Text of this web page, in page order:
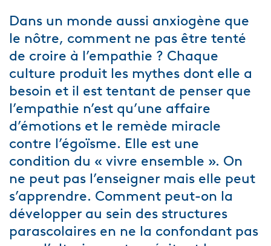
Dans un monde aussi anxiogène que
le nôtre, comment ne pas être tenté
de croire à l’empathie ? Chaque
culture produit les mythes dont elle a
besoin et il est tentant de penser que
l’empathie n’est qu’une affaire
d’émotions et le remède miracle
contre l’égoïsme. Elle est une
condition du « vivre ensemble ». On
ne peut pas l’enseigner mais elle peut
s’apprendre. Comment peut-on la
développer au sein des structures
parascolaires en ne la confondant pas